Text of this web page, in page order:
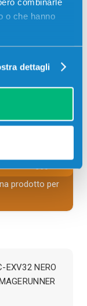
o che hanno
dettagli
sec
prodotto per
NERO